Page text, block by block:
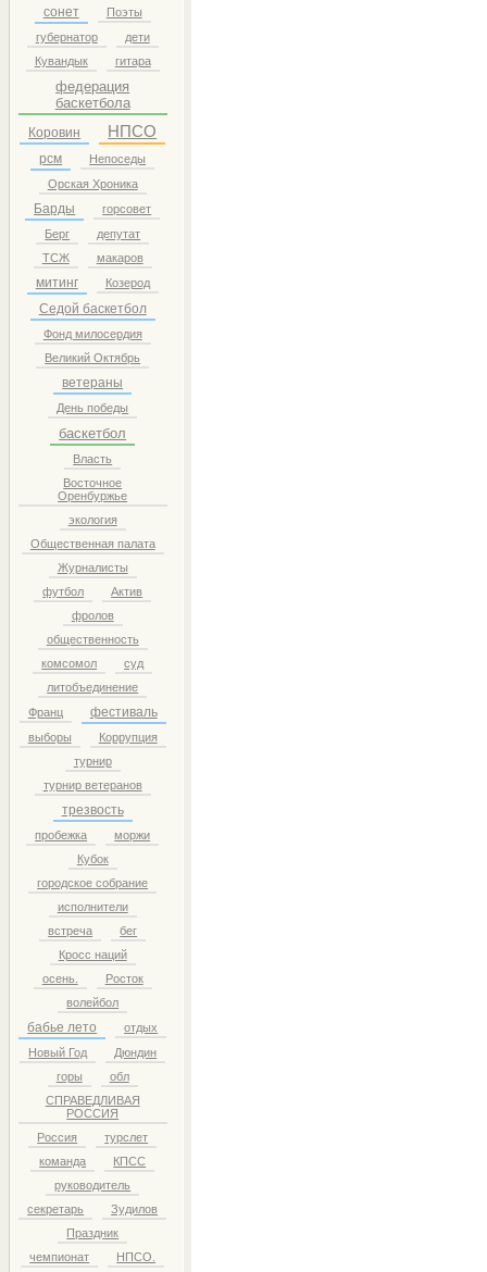
сонет
Поэты
губернатор
дети
Кувандык
гитара
федерация
баскетбола
Коровин НПСО
рсм
Непоседы
Орская Хроника
Барды
горсовет
Берг
депутат
ТСЖ
макаров
митинг Козерод
Седой баскетбол
Фонд милосердия
Великий Октябрь
ветераны
День победы
баскетбол
Власть
Восточное
Оренбуржье
экология
Общественная палата
Журналисты
футбол
Актив
фролов
общественность
комсомол
суд
литобъединение
Франц
фестиваль
выборы
Коррупция
турнир
турнир ветеранов
трезвость
пробежка
моржи
Кубок
городское собрание
исполнители
встреча
бег
Кросс наций
осень.
Росток
волейбол
бабье лето
отдых
Новый Год
Дюндин
горы
обл
СПРАВЕДЛИВАЯ
РОССИЯ
Россия
турслет
команда
КПСС
руководитель
секретарь
Зудилов
Праздник
чемпионат
НПСО.